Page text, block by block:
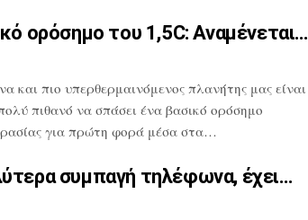
ορόσημο του 1,5C: Αναμένεται…
και πιο υπερθερμαινόμενος πλανήτης μαςείναι
πιθανό να σπάσει έναβασικό ορόσημο
για πρώτη φορά μέσα στα…
συμπαγή τηλέφωνα, έχει…